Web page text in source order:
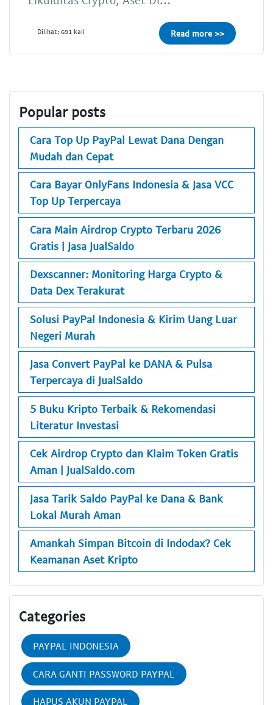
Dilihat: 691 kali Read more >>
Popular posts
Cara Top Up PayPal Lewat Dana Dengan
Mudah dan Cepat
Cara Bayar OnlyFans Indonesia & Jasa VCC
Top Up Terpercaya
Cara Main Airdrop Crypto Terbaru 2026
Gratis | Jasa JualSaldo
Dexscanner: Monitoring Harga Crypto &
Data Dex Terakurat
Solusi PayPal Indonesia & Kirim Uang Luar
Negeri Murah
Jasa Convert PayPal ke DANA & Pulsa
Terpercaya di JualSaldo
5 Buku Kripto Terbaik & Rekomendasi
Literatur Investasi
Cek Airdrop Crypto dan Klaim Token Gratis
Aman | JualSaldo.com
Jasa Tarik Saldo PayPal ke Dana & Bank
Lokal Murah Aman
Amankah Simpan Bitcoin di Indodax? Cek
Keamanan Aset Kripto
Categories
PAYPAL INDONESIA
CARA GANTI PASSWORD PAYPAL
HAPUS AKUN PAYPAL